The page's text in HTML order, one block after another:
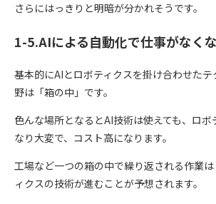
さらにはっきりと明暗が分かれそうです。
1-5.AIによる自動化で仕事がなく
基本的にAIとロボティクスを掛け合わせた
野は「箱の中」です。
色んな場所となるとAI技術は使えても、ロボ
なり大変で、コスト高になります。
工場など一つの箱の中で繰り返される作業
ィクスの技術が進むことが予想されます。